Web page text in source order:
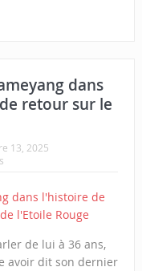
dans
retour sur le
13, 2025
de lui à 36 ans,
avoir dit son dernier